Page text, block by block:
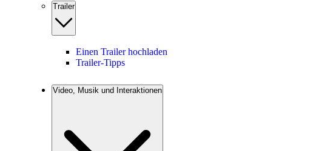
Trailer
Einen Trailer hochladen
Trailer-Tipps
Video, Musik und Interaktionen